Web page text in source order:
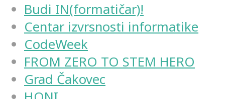
Budi IN(formatičar)!
Centar izvrsnosti informatike
CodeWeek
FROM ZERO TO STEM HERO
Grad Čakovec